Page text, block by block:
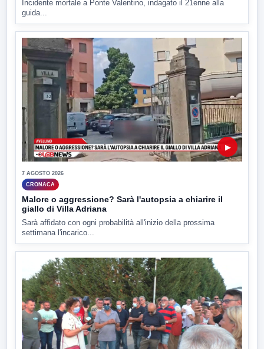
Incidente mortale a Ponte Valentino, indagato il 21enne alla
guida...
▶
7 AGOSTO 2026
CRONACA
Malore o aggressione? Sarà l'autopsia a chiarire il
giallo di Villa Adriana
Sarà affidato con ogni probabilità all'inizio della prossima
settimana l'incarico...